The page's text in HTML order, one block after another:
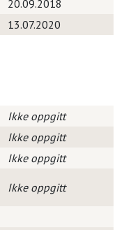
20.09.2018
13.07.2020
Ikke oppgitt
Ikke oppgitt
Ikke oppgitt
Ikke oppgitt